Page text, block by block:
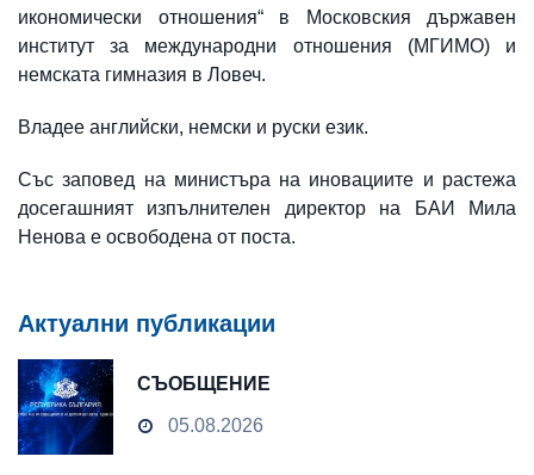
икономически отношения“ в Московския държавен
институт за международни отношения (МГИМО) и
немската гимназия в Ловеч.
Владее английски, немски и руски език.
Със заповед на министъра на иновациите и растежа
досегашният изпълнителен директор на БАИ Мила
Ненова е освободена от поста.
Актуални публикации
СЪОБЩЕНИЕ
05.08.2026